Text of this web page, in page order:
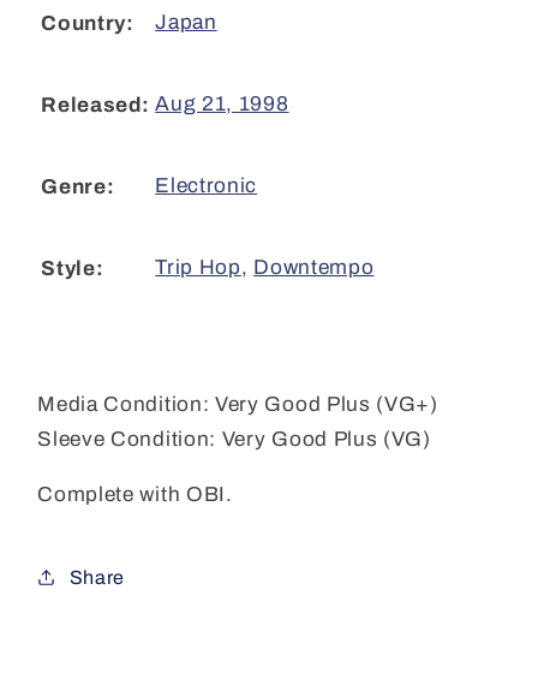
Country: Japan
Released: Aug 21, 1998
Genre: Electronic
Style: Trip Hop, Downtempo
Media Condition: Very Good Plus (VG+)
Sleeve Condition: Very Good Plus (VG)
Complete with OBI.
Share